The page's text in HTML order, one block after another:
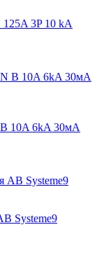
3P 10 kA
10A 6kA 30мА
Systeme9